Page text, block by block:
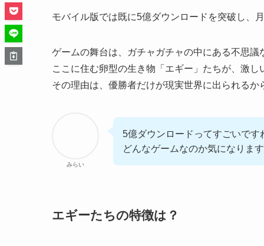
モバイル版では既に5億ダウンロードを突破し、
ゲームの舞台は、ガチャガチャの中にある不思議
ここに住む卵型の生き物「エギー」たちが、激
その理由は、優勝者だけが現実世界に出られる
みらい
5億ダウンロードってすごいです
どんなゲームなのか気になりま
エギーたちの特徴は？